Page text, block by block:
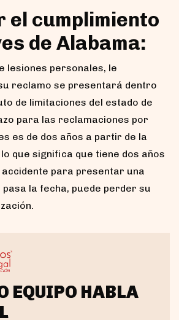
el cumplimiento
de Alabama:
lesiones personales, le
reclamo se presentará dentro
de limitaciones del estado de
para las reclamaciones por
es de dos años a partir de la
que significa que tiene dos años
accidente para presentar una
la fecha, puede perder su
EQUIPO HABLA